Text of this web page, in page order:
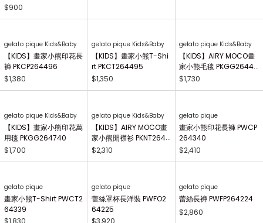
$900
gelato pique Kids&Baby
【KIDS】畫家小熊印花長
$1,380
gelato pique Kids&Baby
【KIDS】畫家小熊T-Shi
$1,350
gelato pique Kids&Baby
【KIDS】AIRY MOCO畫
家小熊毛毯 PKGG26441
7
$1,730
gelato pique Kids&Baby gelato pique Kids&Baby